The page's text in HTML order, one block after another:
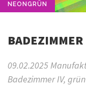
NEONGRÜN
BADEZIMMER
09.02.2025
Badezimmer IV,